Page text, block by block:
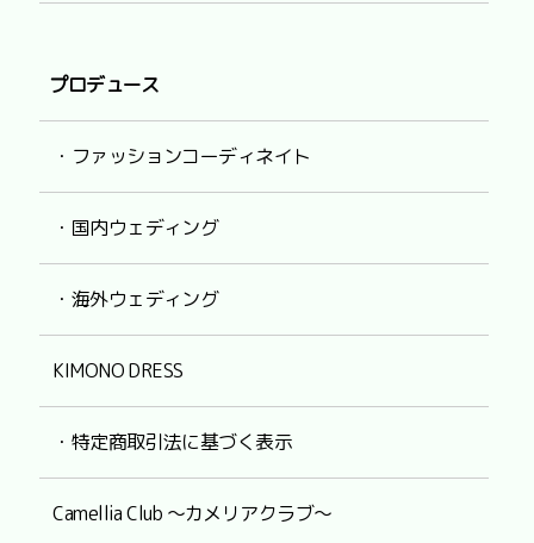
プロデュース
・ファッションコーディネイト
・国内ウェディング
・海外ウェディング
KIMONO DRESS
・特定商取引法に基づく表示
Camellia Club ～カメリアクラブ～